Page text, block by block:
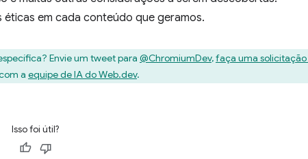
em cada conteúdo que geramos.
Envie um tweet para @ChromiumDev,faça uma
a equipe de IA do Web.dev.
Isso foi útil?